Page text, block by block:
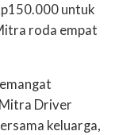
untuk
roda empat
Driver
keluarga,